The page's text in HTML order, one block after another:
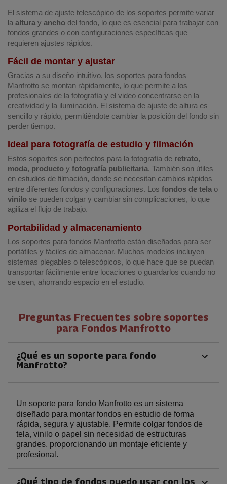
El sistema de ajuste telescópico de los soportes permite variar
la alturay ancho del fondo, lo que es esencial para trabajar con
fondos grandes o con configuraciones específicas que
requieren ajustes rápidos.
Fácil de montar y ajustar
Gracias a su diseño intuitivo, los soportes para fondos
Manfrotto se montan rápidamente, lo que permite a los
profesionales de la fotografía y el video concentrarse en la
creatividad y la iluminación. El sistema de ajuste de altura es
sencillo y rápido, permitiéndote cambiar la posición del fondo sin
perder tiempo.
Ideal para fotografía de estudio y filmación
Estos soportes son perfectos para la fotografía de retrato,
moda, producto y fotografía publicitaria. También son útiles
en estudios de filmación, donde se necesitan cambios rápidos
entre diferentes fondos y configuraciones. Los fondos de telao
vinilo se pueden colgar y cambiar sin complicaciones, lo que
agiliza el flujo de trabajo.
Portabilidad y almacenamiento
Los soportes para fondos Manfrotto están diseñados para ser
portátiles y fáciles de almacenar. Muchos modelos incluyen
sistemas plegables o telescópicos, lo que hace que se puedan
transportar fácilmente entre locaciones o guardarlos cuando no
se usen, ahorrando espacio en el estudio.
Preguntas Frecuentes sobre soportes
para Fondos Manfrotto
¿Qué es un soporte para fondo
Manfrotto?
keyboard_arrow_down
Un soporte para fondo Manfrotto es un sistema
diseñado para montar fondos en estudio de forma
rápida, segura y ajustable. Permite colgar fondos de
tela, vinilo o papel sin necesidad de estructuras
grandes, proporcionando un montaje eficiente y
profesional.